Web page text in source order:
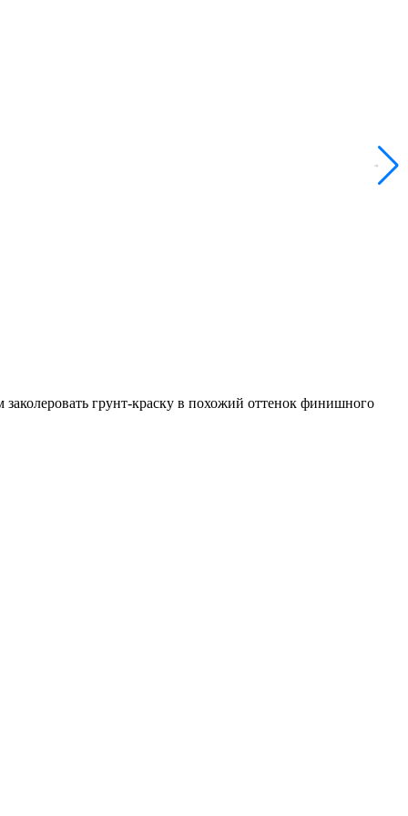
грунт-краску в похожий оттенок финишного